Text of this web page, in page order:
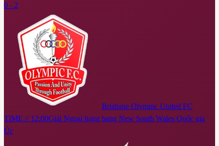
0 - 2
Brisbane Olympic United FC
TIME // 12:00Giải Ngoại hạng bang New South Wales Quốc gia
Úc